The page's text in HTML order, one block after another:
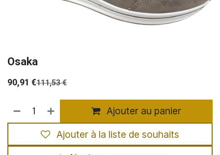
Osaka
90,91 €111,53€
Ajouter au panier
Ajouter à la liste de souhaits